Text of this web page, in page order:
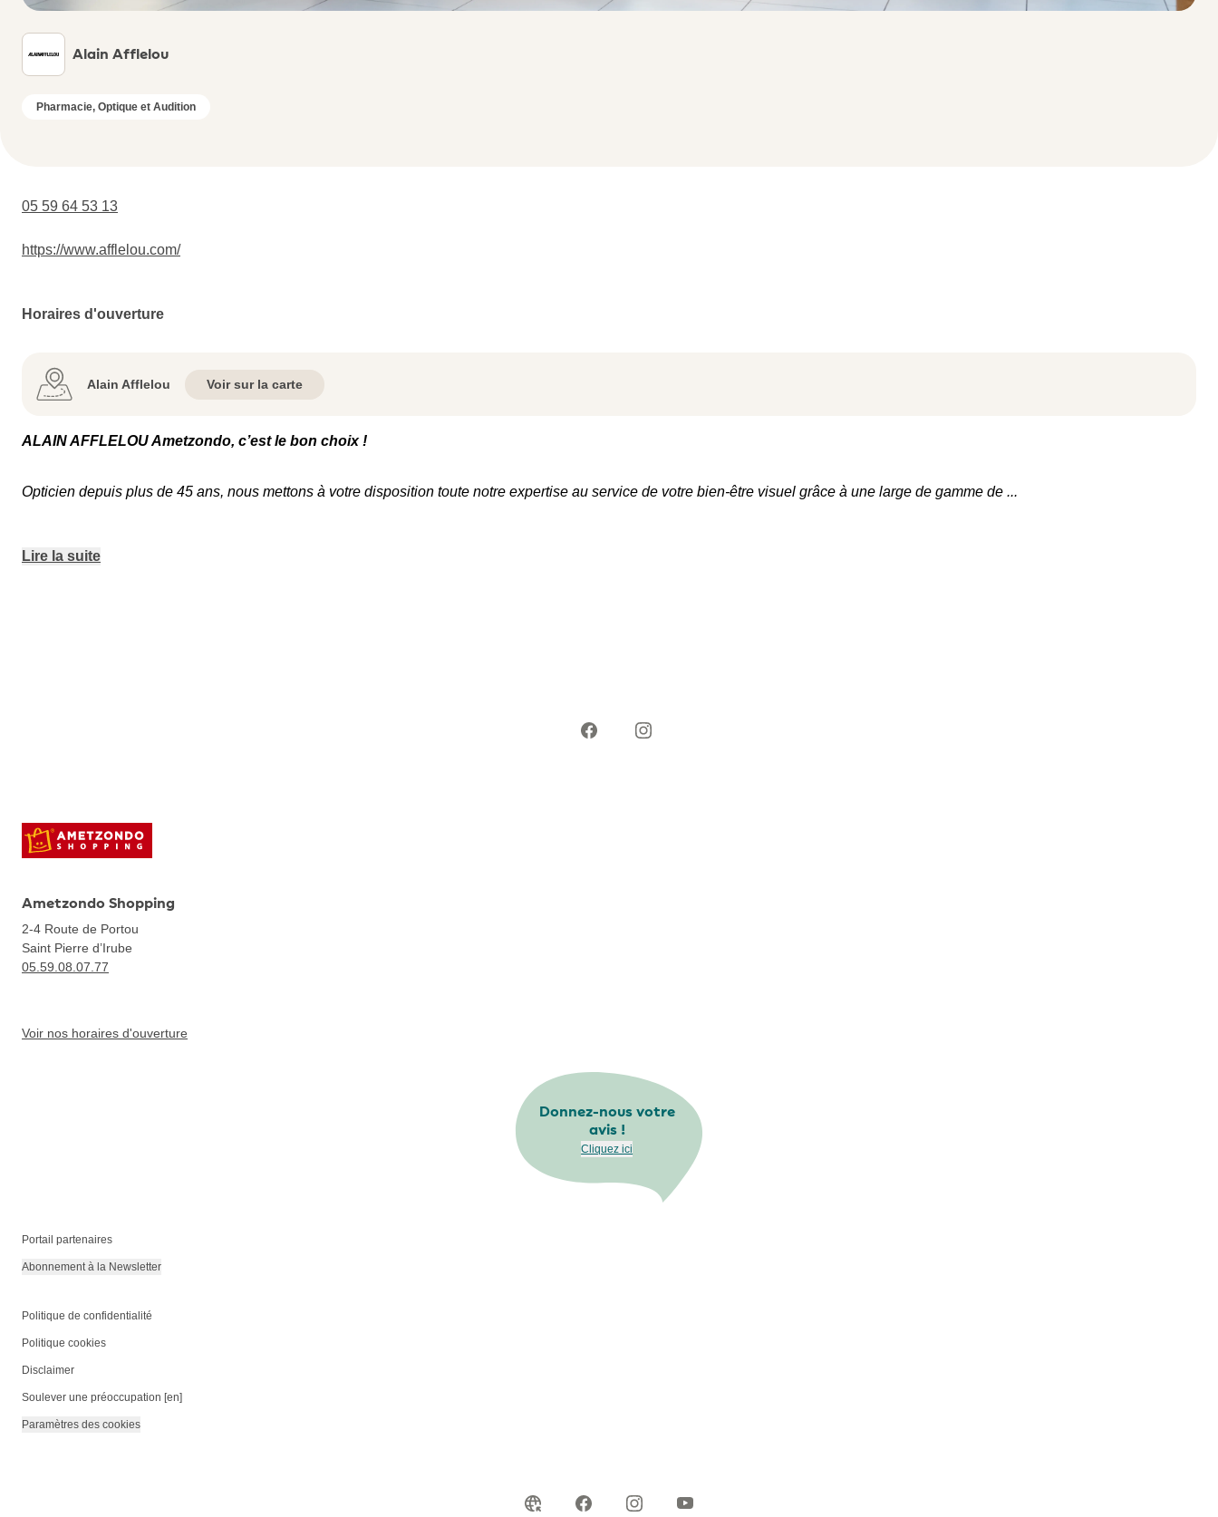
Alain Afflelou
Pharmacie, Optique et Audition
05 59 64 53 13
https://www.afflelou.com/
Horaires d'ouverture
Alain Afflelou Voir sur la carte
ALAIN AFFLELOU Ametzondo, c’est le bon choix !
Opticien depuis plus de 45 ans, nous mettons à votre disposition toute notre expertise au service de votre bien-être visuel grâce à une large de gamme de ...
Lire la suite
Ametzondo Shopping
2-4 Route de Portou
Saint Pierre d’Irube
05.59.08.07.77
Voir nos horaires d'ouverture
Donnez-nous votre
avis !
Cliquez ici
Portail partenaires
Abonnement à la Newsletter
Politique de confidentialité
Politique cookies
Disclaimer
Soulever une préoccupation [en]
Paramètres des cookies